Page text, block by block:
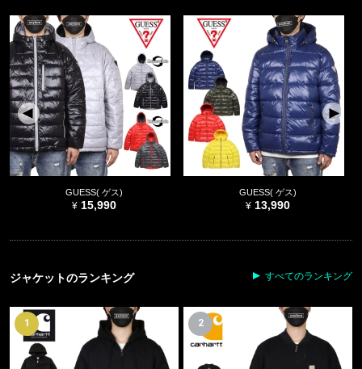
GUESS( ゲス)
15,990
GUESS( ゲス)
13,990
ジャケットのランキング すべてのランキング
1 2